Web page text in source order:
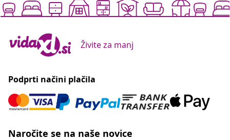
Živite za manj
Podprti načini plačila
Naročite se na naše novice